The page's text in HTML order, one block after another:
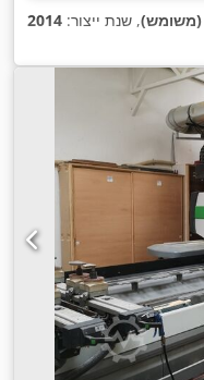
(משומש), שנת ייצור: 2014